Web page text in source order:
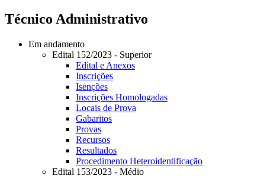
Técnico Administrativo
Em andamento
Edital 152/2023 - Superior
Edital e Anexos
Inscrições
Isenções
Inscrições Homologadas
Locais de Prova
Gabaritos
Provas
Recursos
Resultados
Procedimento Heteroidentificação
Edital 153/2023 - Médio